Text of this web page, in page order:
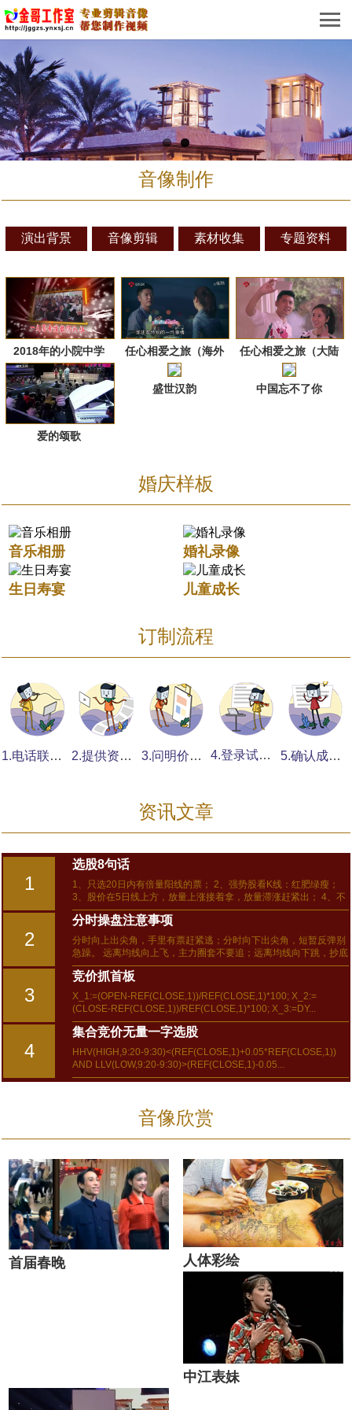
音像制作
演出背景 音像剪辑 素材收集 专题资料
2018年的小院中学
任心相爱之旅（海外
篇）
任心相爱之旅（大陆
篇）
爱的颂歌
盛世汉韵 中国忘不了你
婚庆样板
音乐相册 婚礼录像
生日寿宴 儿童成长
订制流程
1.电话联系说要求 2.提供资料发素材 3.问明价格付定金 4.登录试看提意见 5.确认成品付全费
资讯文章
1
选股8句话
1、只选20日内有倍量阳线的票； 2、强势股看K线：红肥绿瘦；
3、股价在5日线上方，放量上涨接着拿，放量滞涨赶紧出； 4、不
加速上涨不卖，不加速下跌不买，趋势不明不交易； 5、真正的抄
底，是上涨后的...
2
分时操盘注意事项
分时向上出尖角，手里有票赶紧逃；分时向下出尖角，短暂反弹别
急躁。 远离均线向上飞，主力圈套不要追；远离均线向下跳，抄底
良机已来到。 早上大涨要卖不买，早上大跌可买不割。低位跳水可
买，高位冲高必卖。下午...
3
竞价抓首板
X_1:=(OPEN-REF(CLOSE,1))/REF(CLOSE,1)*100; X_2:=
(CLOSE-REF(CLOSE,1))/REF(CLOSE,1)*100; X_3:=DY...
4
集合竞价无量一字选股
HHV(HIGH,9:20-9:30)<(REF(CLOSE,1)+0.05*REF(CLOSE,1))
AND LLV(LOW,9:20-9:30)>(REF(CLOSE,1)-0.05...
音像欣赏
首届春晚 人体彩绘
中江表妹